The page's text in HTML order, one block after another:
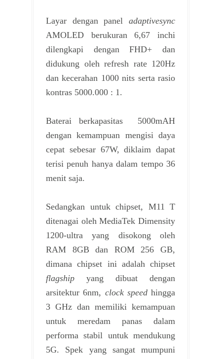
Layar dengan panel adaptivesync
AMOLED berukuran 6,67 inchi
dilengkapi dengan FHD+ dan
didukung oleh refresh rate 120Hz
dan kecerahan 1000 nits serta rasio
kontras 5000.000 : 1.
Baterai berkapasitas 5000mAH
dengan kemampuan mengisi daya
cepat sebesar 67W, diklaim dapat
terisi penuh hanya dalam tempo 36
menit saja.
Sedangkan untuk chipset, M11 T
ditenagai oleh MediaTek Dimensity
1200-ultra yang disokong oleh
RAM 8GB dan ROM 256 GB,
dimana chipset ini adalah chipset
flagship yang dibuat dengan
arsitektur 6nm, clock speedhingga
3 GHz dan memiliki kemampuan
untuk meredam panas dalam
performa stabil untuk mendukung
5G. Spek yang sangat mumpuni